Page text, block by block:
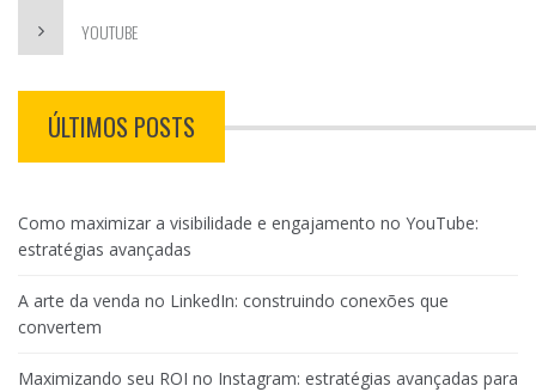
YOUTUBE
ÚLTIMOS POSTS
Como maximizar a visibilidade e engajamento no YouTube:
estratégias avançadas
A arte da venda no LinkedIn: construindo conexões que
convertem
Maximizando seu ROI no Instagram: estratégias avançadas para